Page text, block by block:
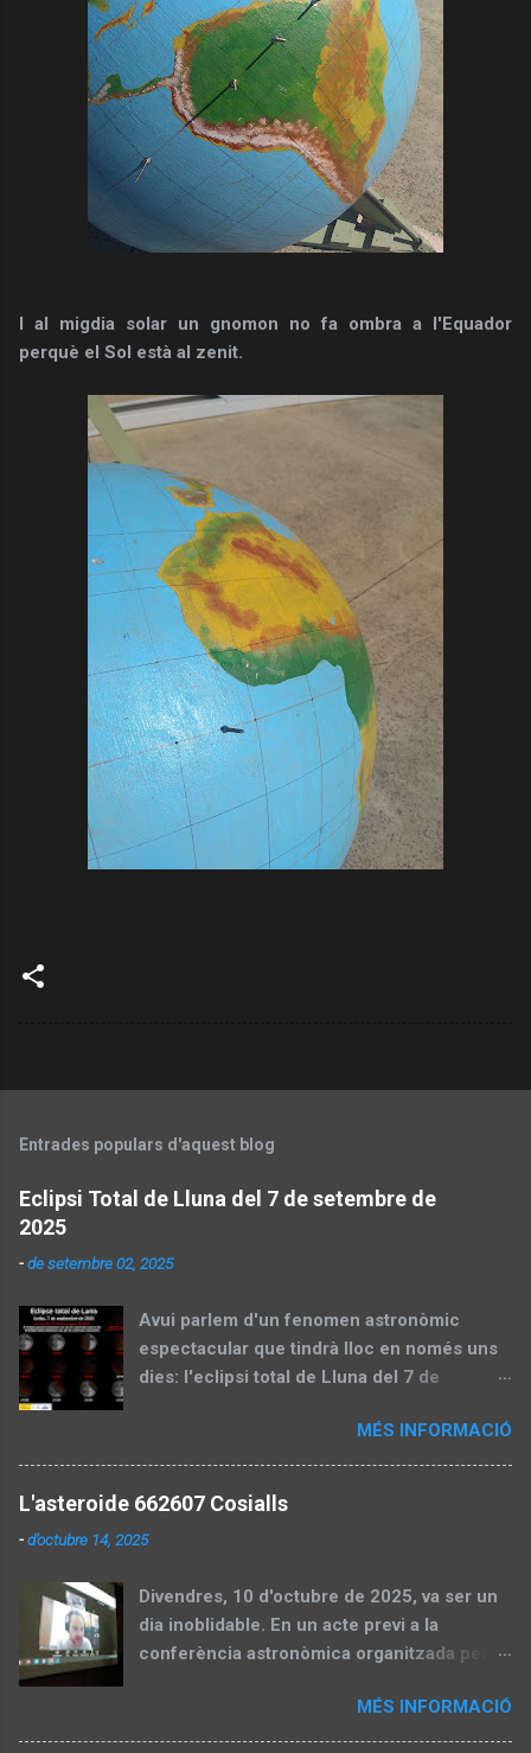
I al migdia solar un gnomon no fa ombra a l'Equador
perquè el Sol està al zenit.
Entrades populars d'aquest blog
Eclipsi Total de Lluna del 7 de setembre de
2025
-de setembre 02, 2025
Avui parlem d'un fenomen astronòmic
espectacular que tindrà lloc en només uns
dies: l'eclipsi total de Lluna del 7 de
també conegut com a "lluna de sang", és
una oportunitat perfecta per gaudir del cel
nocturn i aprendre sobre la mecànica
contingut en dues parts: una preparatòria
explicacions científiques, i una segona part
que actualitzarem després amb un recull
d'imatges capturades pels socis de la
Part 1: Preparació per a l'eclipsi Visibilitat:
Des d'on es podrà veure en la seva totalitat i
MÉS INFORMACIÓ
L'asteroide 662607 Cosialls
-d’octubre 14, 2025
Divendres, 10 d'octubre de 2025, va ser un
dia inoblidable. En un acte previ a la
conferència astronòmica organitzada per la
l'astrònom Kacper Wierzchos —reconegut
descobridor de cometes i asteroides— va
MÉS INFORMACIÓ